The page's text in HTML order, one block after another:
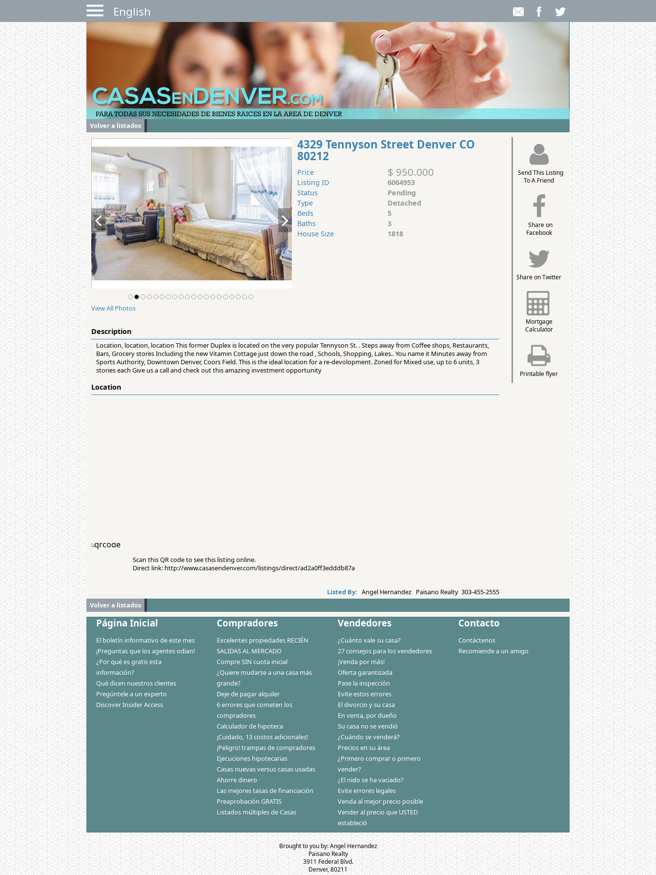
English
Volver a listados
Send This Listing
To A Friend
Share on
Facebook
Share on Twitter
Mortgage
Calculator
Printable flyer
View All Photos
4329 Tennyson Street Denver CO
80212
Price $ 950.000
Listing ID
6064953
Status
Pending
Type
Detached
Beds
5
Baths
3
House Size
1818
Description
Location, location, location This former Duplex is located on the very popular Tennyson St. . Steps away from Coffee shops, Restaurants,
Bars, Grocery stores Including the new Vitamin Cottage just down the road , Schools, Shopping, Lakes.. You name it Minutes away from
Sports Authority, Downtown Denver, Coors Field. This is the ideal location for a re-devolopment. Zoned for Mixed use, up to 6 units, 3
stories each Give us a call and check out this amazing investment opportunity
Location
Scan this QR code to see this listing online.
Direct link: http://www.casasendenver.com/listings/direct/ad2a0ff3edddb87a
Listed By: Angel Hernandez Paisano Realty 303-455-2555
Volver a listados
Página Inicial
El boletín informativo de este mes
¡Preguntas que los agentes odian!
¿Por qué es gratis esta
información?
Qué dicen nuestros clientes
Pregúntele a un experto
Discover Insider Access
Compradores
Excelentes propiedades RECIÉN
SALIDAS AL MERCADO
Compre SIN cuota inicial
¿Quiere mudarse a una casa más
grande?
Deje de pagar alquiler
6 errores que cometen los
compradores
Calculador de hipoteca
¡Cuidado, 13 costos adicionales!
¡Peligro! trampas de compradores
Ejecuciones hipotecarias
Casas nuevas versus casas usadas
Ahorre dinero
Las mejores tasas de financiación
Preaprobación GRATIS
Listados múltiples de Casas
Vendedores
¿Cuánto vale su casa?
27 consejos para los vendedores
¡Venda por más!
Oferta garantizada
Pase la inspección
Evite estos errores
El divorcio y su casa
En venta, por dueño
Su casa no se vendió
¿Cuándo se venderá?
Precios en su área
¿Primero comprar o primero
vender?
¿El nido se ha vaciado?
Evite errores legales
Venda al mejor precio posible
Vender al precio que USTED
estableció
Contacto
Contáctenos
Recomiende a un amigo
Brought to you by: Angel Hernandez
Paisano Realty
3911 Federal Blvd.
Denver, 80211